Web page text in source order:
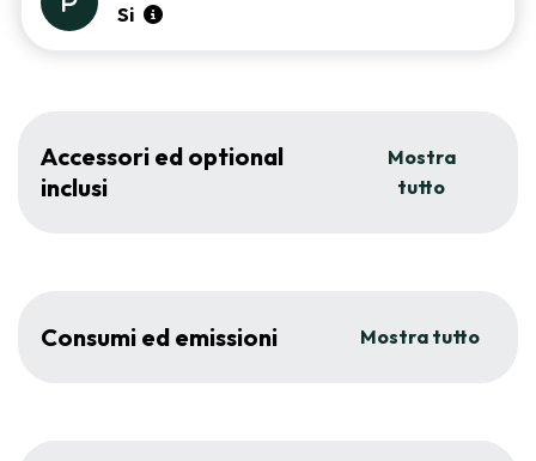
Si
Accessori ed optional
inclusi
Mostra
tutto
Consumi ed emissioni Mostra tutto